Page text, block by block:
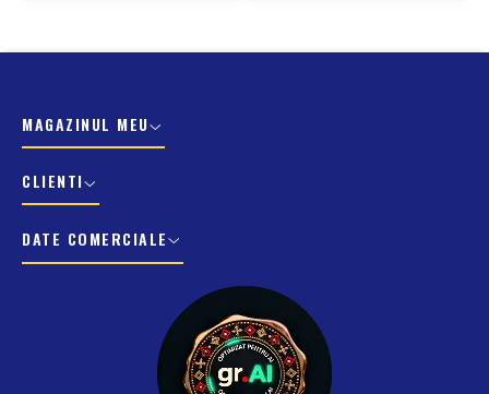
MAGAZINUL MEU
CLIENTI
DATE COMERCIALE